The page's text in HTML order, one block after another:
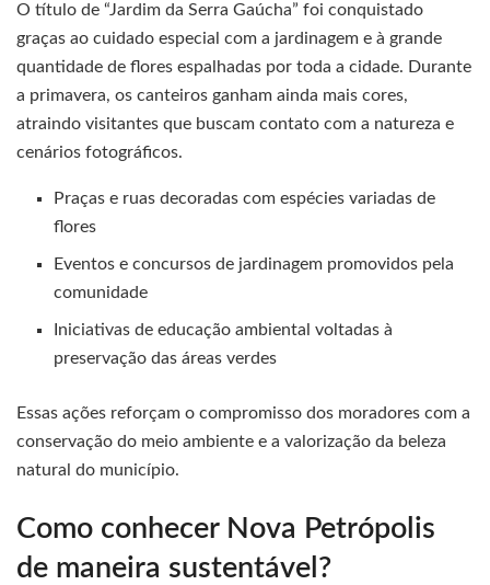
O título de “Jardim da Serra Gaúcha” foi conquistado
graças ao cuidado especial com a jardinagem e à grande
quantidade de flores espalhadas por toda a cidade. Durante
a primavera, os canteiros ganham ainda mais cores,
atraindo visitantes que buscam contato com a natureza e
cenários fotográficos.
Praças e ruas decoradas com espécies variadas de
flores
Eventos e concursos de jardinagem promovidos pela
comunidade
Iniciativas de educação ambiental voltadas à
preservação das áreas verdes
Essas ações reforçam o compromisso dos moradores com a
conservação do meio ambiente e a valorização da beleza
natural do município.
Como conhecer Nova Petrópolis
de maneira sustentável?